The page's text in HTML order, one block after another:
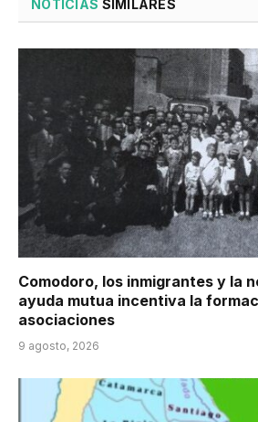
NOTICIAS SIMILARES
Comodoro, los inmigrantes y la
ayuda mutua incentiva la
asociaciones
9 agosto, 2026